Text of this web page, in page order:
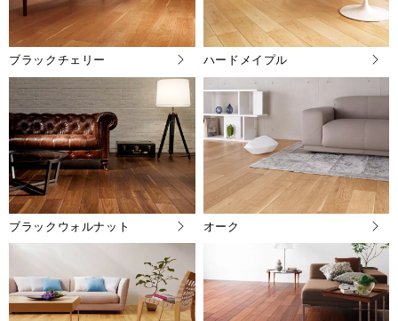
ブラックチェリー ハードメイプル
ブラックウォルナット オーク